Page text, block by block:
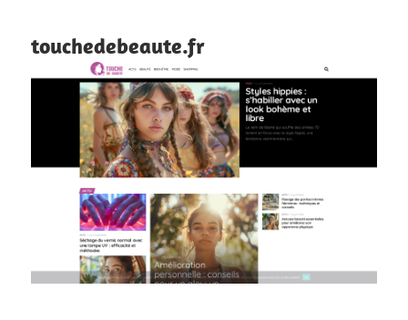
touchedebeaute.fr